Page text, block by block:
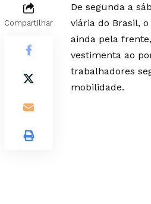
Compartilhar
De segunda a
viária do Brasil,
ainda pela
vestimenta ao
trabalhadores
mobilidade.